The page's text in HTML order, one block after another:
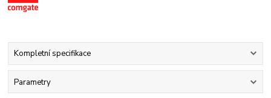
Kompletní specifikace
Parametry